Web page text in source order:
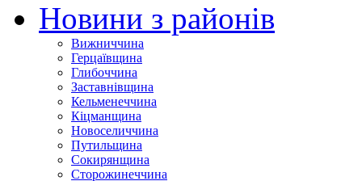
Новини з районів
Вижниччина
Герцаївщина
Глибоччина
Заставнівщина
Кельменеччина
Кіцманщина
Новоселиччина
Путильщина
Сокирянщина
Сторожинеччина